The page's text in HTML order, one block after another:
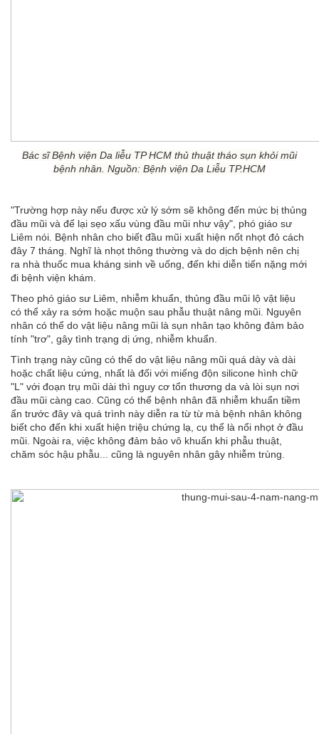
Bác sĩ Bệnh viện Da liễu TP HCM thủ thuật tháo sụn khỏi mũi
bệnh nhân. Nguồn: Bệnh viện Da Liễu TP.HCM
"Trường hợp này nếu được xử lý sớm sẽ không đến mức bị thủng
đầu mũi và để lại sẹo xấu vùng đầu mũi như vậy", phó giáo sư
Liêm nói. Bệnh nhân cho biết đầu mũi xuất hiện nốt nhọt đỏ cách
đây 7 tháng. Nghĩ là nhọt thông thường và do dịch bệnh nên chị
ra nhà thuốc mua kháng sinh về uống, đến khi diễn tiến nặng mới
đi bệnh viện khám.
Theo phó giáo sư Liêm, nhiễm khuẩn, thủng đầu mũi lộ vật liệu
có thể xảy ra sớm hoặc muộn sau phẫu thuật nâng mũi. Nguyên
nhân có thể do vật liệu nâng mũi là sụn nhân tạo không đảm bảo
tính "trơ", gây tình trạng dị ứng, nhiễm khuẩn.
Tình trạng này cũng có thể do vật liệu nâng mũi quá dày và dài
hoặc chất liệu cứng, nhất là đối với miếng độn silicone hình chữ
"L" với đoạn trụ mũi dài thì nguy cơ tổn thương da và lòi sụn nơi
đầu mũi càng cao. Cũng có thể bệnh nhân đã nhiễm khuẩn tiềm
ẩn trước đây và quá trình này diễn ra từ từ mà bệnh nhân không
biết cho đến khi xuất hiện triệu chứng lạ, cụ thể là nổi nhọt ở đầu
mũi. Ngoài ra, việc không đảm bảo vô khuẩn khi phẫu thuật,
chăm sóc hậu phẫu... cũng là nguyên nhân gây nhiễm trùng.